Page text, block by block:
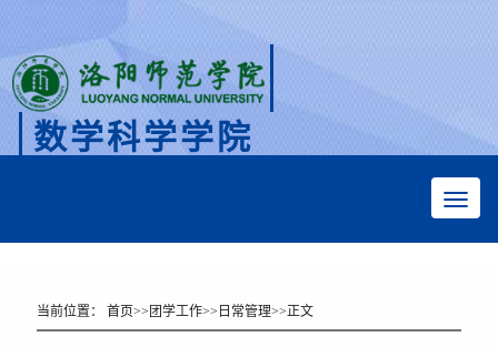
数学科学学院
当前位置：首页>> 团学工作>> 日常管理>>正文